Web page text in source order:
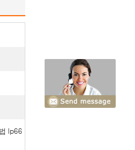
Ip66